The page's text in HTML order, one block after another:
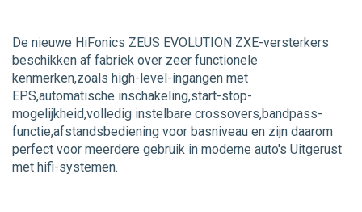
De nieuwe HiFonics ZEUS EVOLUTION ZXE-versterkers
beschikken af fabriek over zeer functionele
kenmerken,zoals high-level-ingangen met
EPS,automatische inschakeling,start-stop-
mogelijkheid,volledig instelbare crossovers,bandpass-
functie,afstandsbediening voor basniveau en zijn daarom
perfect voor meerdere gebruik in moderne auto's Uitgerust
met hifi-systemen.